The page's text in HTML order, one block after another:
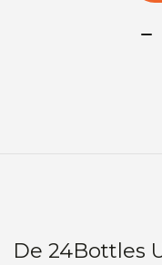
De 24Bottles